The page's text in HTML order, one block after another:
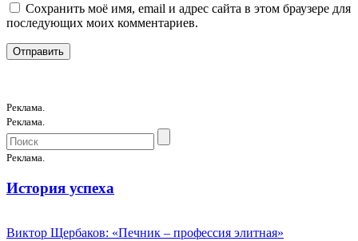
Сохранить моё имя, email и адрес сайта в этом браузере для
последующих моих комментариев.
Реклама.
Реклама.
Реклама.
История успеха
Виктор Щербаков: «Печник – профессия элитная»